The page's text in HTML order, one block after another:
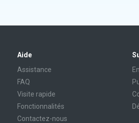
Aide
Assistance
FAQ
Visite rapide
Fonctionnalités
Contactez-nous